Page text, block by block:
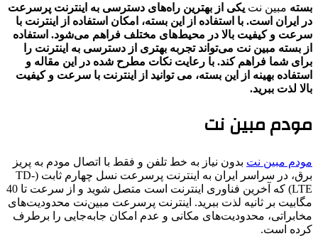
بسته مبین نت یکی از بهترین راه‌های دسترسی به اینترنت پرسرعت
در ایران است. با استفاده از این بسته، امکان استفاده از اینترنت با
سرعت و کیفیت بالا در محیط‌های مختلف فراهم می‌شود. استفاده
از بسته مبین نت می‌تواند تجربه‌ بهتری از دسترسی به اینترنت را
برای شما فراهم کند. با رعایت نکات مطرح شده در این مقاله و
استفاده بهینه از این بسته، می ‌توانید از اینترنت با سرعت و کیفیت
بالا لذت ببرید.
مودم مبین نت
مودم مبین نت بدون نیاز به خط تلفن و فقط با اتصال مودم به پریز
برق، در سراسر ایران به اینترنت پرسرعت نسل چهارم ثابت (TD-
LTE) که آخرین فناوری اینترنت است متصل شوید و از سرعت تا 40
مگابیت بر ثانیه لذت ببرید. اینترنت پرسرعت مبین‌نت محدودیت‌های
مخابراتی، محدودیت‌های مکانی و عدم امکان جابه‌جایی را برطرف
کرده است.